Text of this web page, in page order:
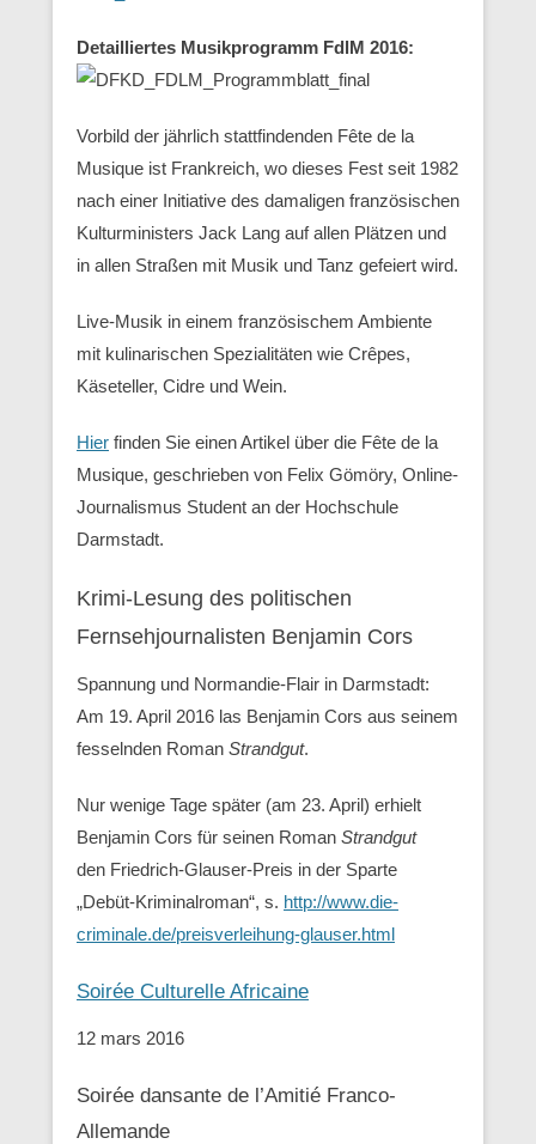
Detailliertes Musikprogramm FdlM 2016:
Vorbild der jährlich stattfindenden Fête de la
Musique ist Frankreich, wo dieses Fest seit 1982
nach einer Initiative des damaligen französischen
Kulturministers Jack Lang auf allen Plätzen und
in allen Straßen mit Musik und Tanz gefeiert wird.
Live-Musik in einem französischem Ambiente
mit kulinarischen Spezialitäten wie Crêpes,
Käseteller, Cidre und Wein.
Hier finden Sie einen Artikel über die Fête de la
Musique, geschrieben von Felix Gömöry, Online-
Journalismus Student an der Hochschule
Darmstadt.
Krimi-Lesung des politischen
Fernsehjournalisten Benjamin Cors
Spannung und Normandie-Flair in Darmstadt:
Am 19. April 2016 las Benjamin Cors aus seinem
fesselnden Roman Strandgut.
Nur wenige Tage später (am 23. April) erhielt
Benjamin Cors für seinen Roman Strandgut
den Friedrich-Glauser-Preis in der Sparte
„Debüt-Kriminalroman“, s. http://www.die-
criminale.de/preisverleihung-glauser.html
Soirée Culturelle Africaine
12 mars 2016
Soirée dansante de l’Amitié Franco-
Allemande